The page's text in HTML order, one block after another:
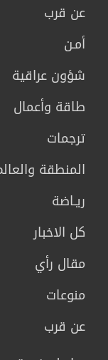
عن قرب
أمـن
شؤون عراقية
طاقة وأعمال
ترجمات
المنطقة
ريـاضة
كل الاخبار
مقال رأي
منوعات
عن قرب